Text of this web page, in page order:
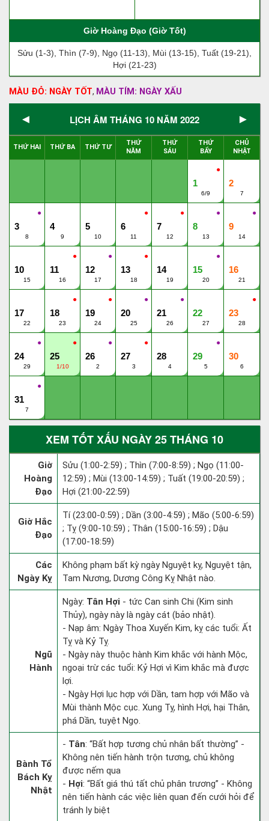
Giờ Hoàng Đạo (Giờ Tốt)
Sửu (1-3), Thìn (7-9), Ngọ (11-13), Mùi (13-15), Tuất (19-21),
Hợi (21-23)
MÀU ĐỎ: NGÀY TỐT, MÀU TÍM: NGÀY XẤU
◄ LỊCH ÂM THÁNG 10 NĂM 2022 ►
THỨ HAI THỨ BA THỨ TƯ
THỨ
NĂM
THỨ
SÁU
THỨ
BẨY
CHỦ
NHẬT
●
1
6/9
2
7
●
3
8
4
9
5
10
●
6
11
●
7
12
●
8
13
●
9
14
10
15
●
11
16
●
12
17
●
13
18
14
19
●
15
20
16
21
17
22
●
18
23
●
19
24
●
20
25
●
21
26
22
27
●
23
28
●
24
29
●
25
1/10
●
26
2
●
27
3
28
4
●
29
5
30
6
●
31
7
XEM TỐT XẤU NGÀY 25 THÁNG 10
Giờ
Hoàng
Đạo
Sửu (1:00-2:59) ; Thìn (7:00-8:59) ; Ngọ (11:00-
12:59) ; Mùi (13:00-14:59) ; Tuất (19:00-20:59) ;
Hợi (21:00-22:59)
Giờ Hắc
Đạo
Tí (23:00-0:59) ; Dần (3:00-4:59) ; Mão (5:00-6:59)
; Tỵ (9:00-10:59) ; Thân (15:00-16:59) ; Dậu
(17:00-18:59)
Các
Ngày Kỵ
Không phạm bất kỳ ngày Nguyệt kỵ, Nguyệt tận,
Tam Nương, Dương Công Kỵ Nhật nào.
Ngũ
Hành
Ngày: Tân Hợi - tức Can sinh Chi (Kim sinh
Thủy), ngày này là ngày cát (bảo nhật).
- Nạp âm: Ngày Thoa Xuyến Kim, kỵ các tuổi: Ất
Tỵ và Kỷ Tỵ.
- Ngày này thuộc hành Kim khắc với hành Mộc,
ngoại trừ các tuổi: Kỷ Hợi vì Kim khắc mà được
lợi.
- Ngày Hợi lục hợp với Dần, tam hợp với Mão và
Mùi thành Mộc cục. Xung Tỵ, hình Hợi, hại Thân,
phá Dần, tuyệt Ngọ.
Bành Tổ
Bách Kỵ
Nhật
- Tân: “Bất hợp tương chủ nhân bất thường” -
Không nên tiến hành trộn tương, chủ không
được nếm qua
- Hợi: “Bất giá thú tất chủ phân trương” - Không
nên tiến hành các việc liên quan đến cưới hỏi để
tránh ly biệt